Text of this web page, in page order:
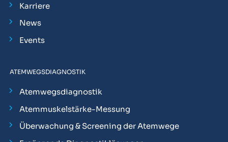
Karriere
News
Events
ATEMWEGSDIAGNOSTIK
Atemwegsdiagnostik
Atemmuskelstärke-Messung
Überwachung & Screening der Atemwege